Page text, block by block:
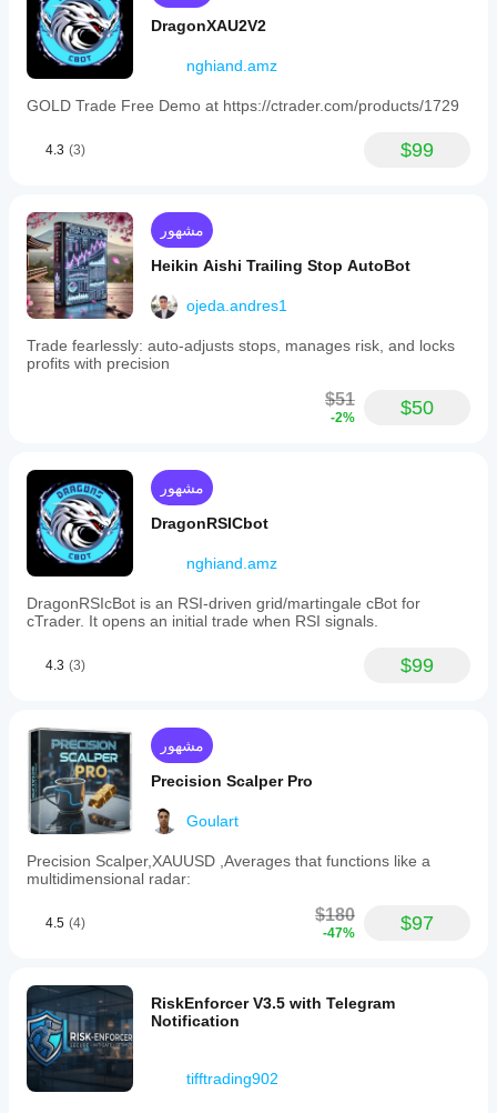
DragonXAU2V2
nghiand.amz
GOLD Trade Free Demo at https://ctrader.com/products/1729
4.3 (3) $99
مشهور
Heikin Aishi Trailing Stop AutoBot
ojeda.andres1
Trade fearlessly: auto-adjusts stops, manages risk, and locks
profits with precision
$51
-2% $50
مشهور
DragonRSICbot
nghiand.amz
DragonRSIcBot is an RSI-driven grid/martingale cBot for
cTrader. It opens an initial trade when RSI signals.
4.3 (3) $99
مشهور
Precision Scalper Pro
Goulart
Precision Scalper,XAUUSD ,Averages that functions like a
multidimensional radar:
4.5 (4) $180
-47% $97
RiskEnforcer V3.5 with Telegram
Notification
tifftrading902